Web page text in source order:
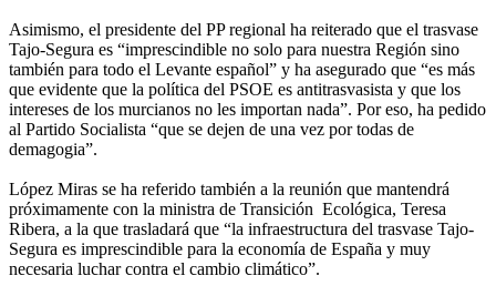
Asimismo, el presidente del PP regional ha reiterado que el trasvase
Tajo-Segura es “imprescindible no solo para nuestra Región sino
también para todo el Levante español” y ha asegurado que “es más
que evidente que la política del PSOE es antitrasvasista y que los
intereses de los murcianos no les importan nada”. Por eso, ha pedido
al Partido Socialista “que se dejen de una vez por todas de
demagogia”.
López Miras se ha referido también a la reunión que mantendrá
próximamente con la ministra de Transición Ecológica, Teresa
Ribera, a la que trasladará que “la infraestructura del trasvase Tajo-
Segura es imprescindible para la economía de España y muy
necesaria luchar contra el cambio climático”.